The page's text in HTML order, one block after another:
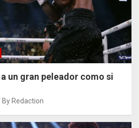
un gran peleador como si
By Redaction